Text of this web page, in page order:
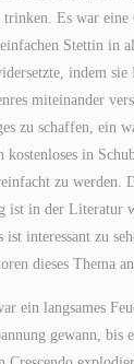
trinken. Es war eine
Stettin in
indem sie
miteinander
zu schaffen, ein
kostenloses in
zu werden.
ist in der Literatur
ist interessant zu
dieses Thema
ein langsames
gewann, bis